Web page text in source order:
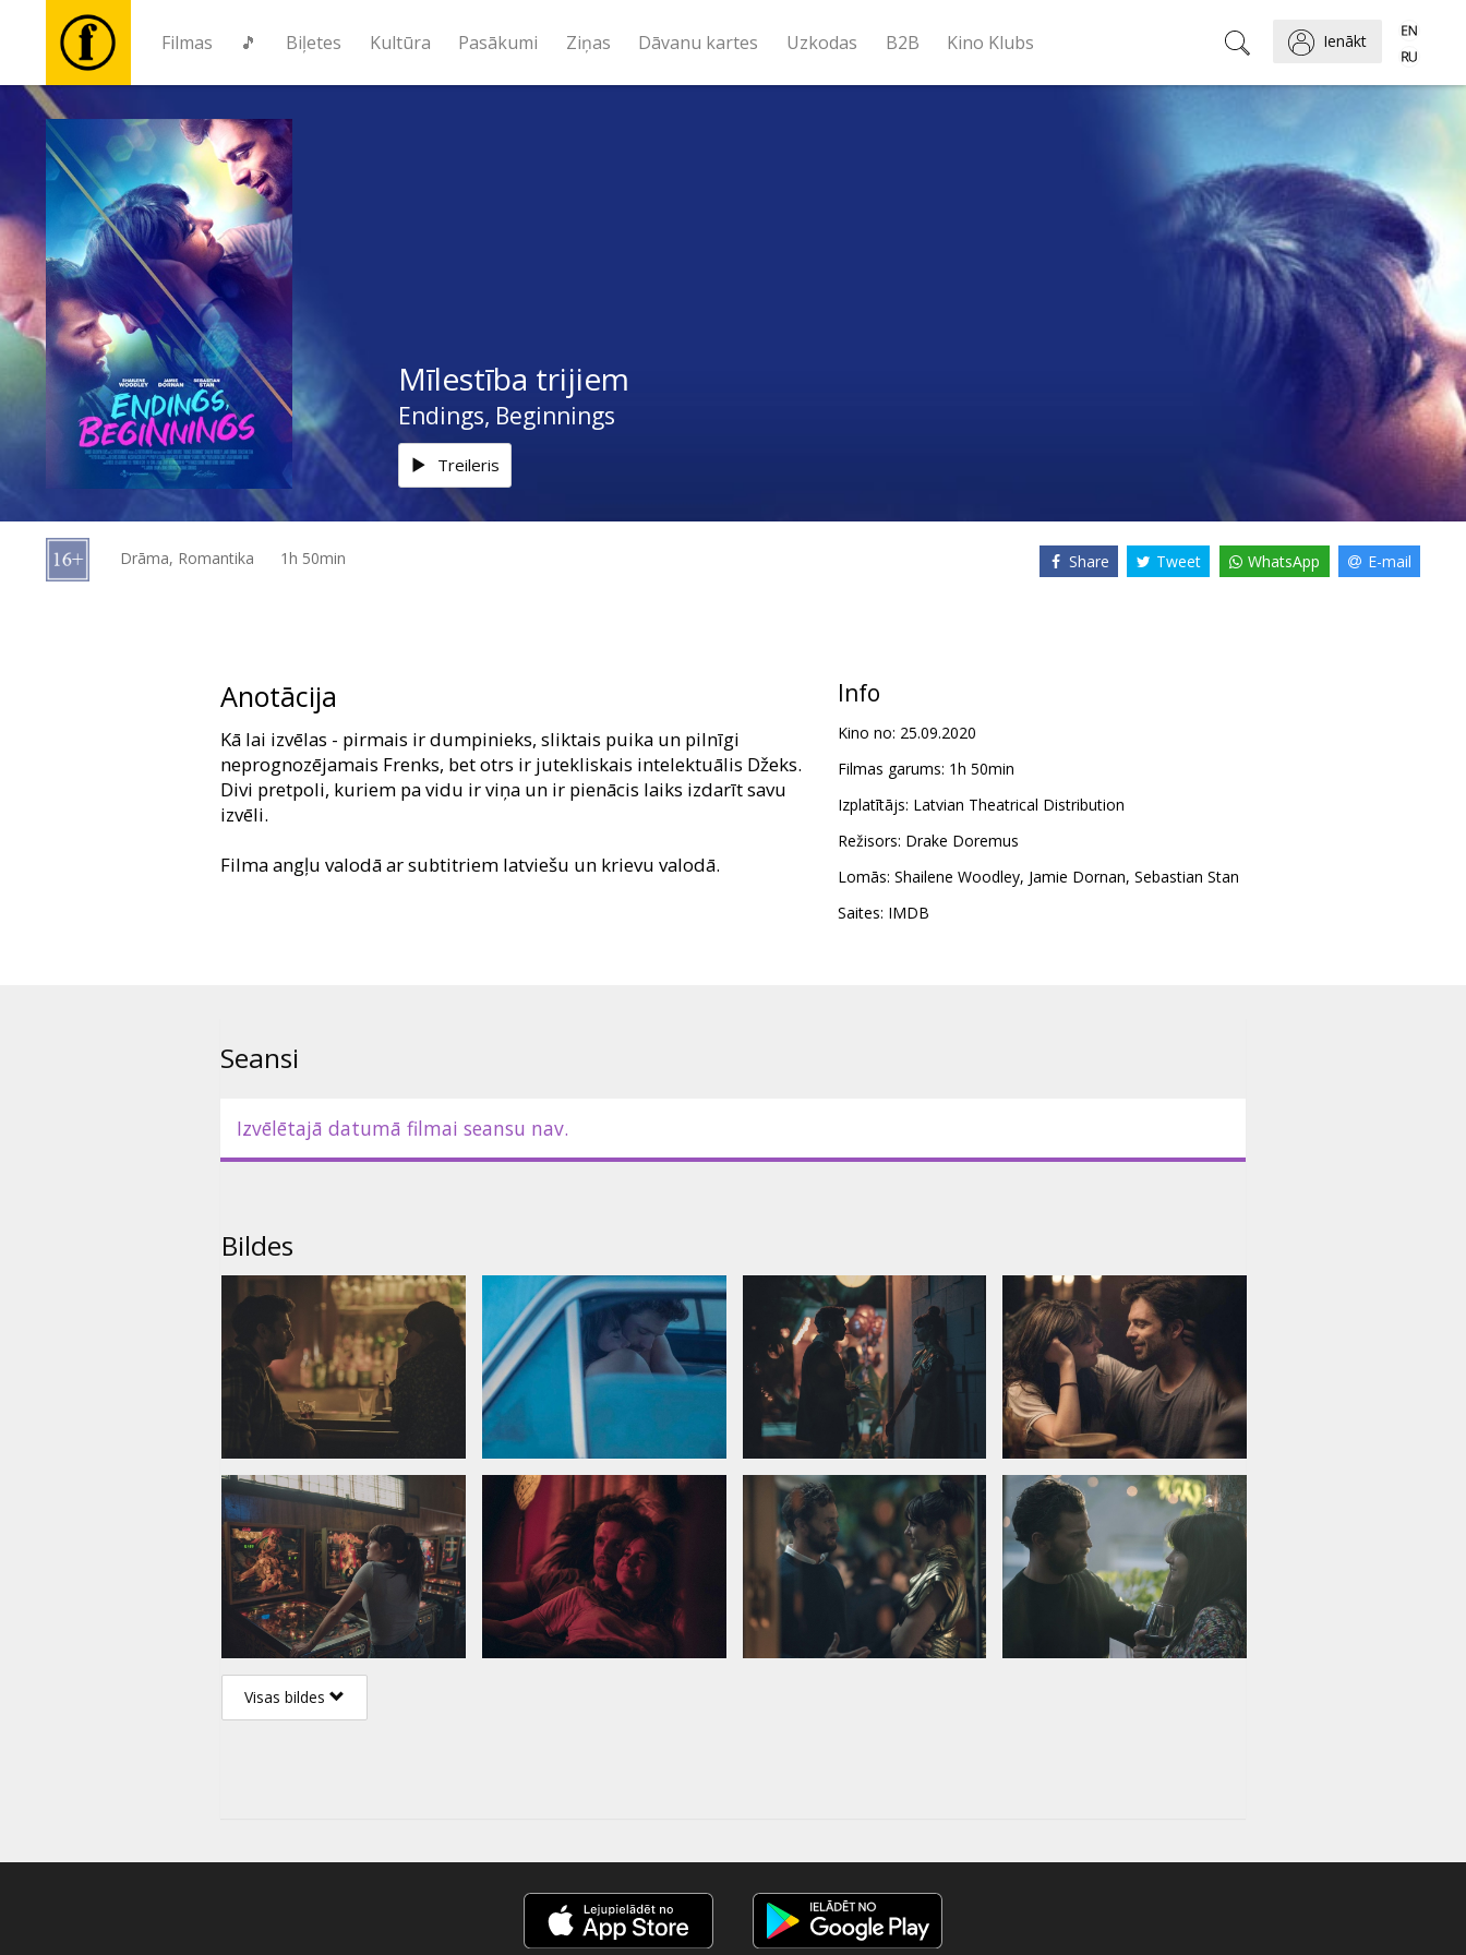
Filmas 🎵 Biļetes Kultūra Pasākumi Ziņas Dāvanu kartes Uzkodas B2B Kino Klubs Ienākt
Filmas
🎵
Biļetes
Kultūra
Pasākumi
Ziņas
kartes
Mīlestība trijiem
Endings, Beginnings
Treileris
Drāma, Romantika 1h 50min Share Tweet WhatsApp E-mail
Anotācija
Kā lai izvēlas - pirmais ir dumpinieks, sliktais puika un pilnīgi
neprognozējamais Frenks, bet otrs ir jutekliskais intelektuālis Džeks.
Divi pretpoli, kuriem pa vidu ir viņa un ir pienācis laiks izdarīt savu
izvēli.
Filma angļu valodā ar subtitriem latviešu un krievu valodā.
Info
Kino no: 25.09.2020
Filmas garums: 1h 50min
Izplatītājs: Latvian Theatrical Distribution
Režisors: Drake Doremus
Lomās: Shailene Woodley, Jamie Dornan, Sebastian Stan
Saites: IMDB
Seansi
Izvēlētajā datumā filmai seansu nav.
Bildes
Visas bildes